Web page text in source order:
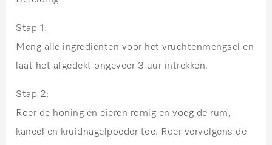
Stap 1:
Meng alle ingrediënten voor het vruchtenmengsel en
laat het afgedekt ongeveer 3 uur intrekken.
Stap 2:
Roer de honing en eieren romig en voeg de rum,
kaneel en kruidnagelpoeder toe. Roer vervolgens de